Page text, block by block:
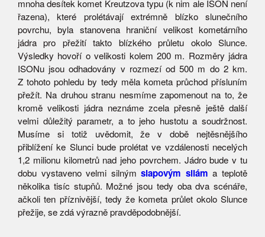
mnoha desítek komet Kreutzova typu (k nim ale ISON není
řazena), které prolétávají extrémně blízko slunečního
povrchu, byla stanovena hraniční velikost kometárního
jádra pro přežití takto blízkého průletu okolo Slunce.
Výsledky hovoří o velikosti kolem 200 m. Rozměry jádra
ISONu jsou odhadovány v rozmezí od 500 m do 2 km.
Z tohoto pohledu by tedy měla kometa průchod přísluním
přežít. Na druhou stranu nesmíme zapomenout na to, že
kromě velikosti jádra neznáme zcela přesně ještě další
velmi důležitý parametr, a to jeho hustotu a soudržnost.
Musíme si totiž uvědomit, že v době nejtěsnějšího
přiblížení ke Slunci bude prolétat ve vzdálenosti necelých
1,2 milionu kilometrů nad jeho povrchem. Jádro bude v tu
dobu vystaveno velmi silnýmslapovým silám a teplotě
několika tisíc stupňů. Možné jsou tedy oba dva scénáře,
ačkoli ten příznivější, tedy že kometa průlet okolo Slunce
přežije, se zdá výrazně pravděpodobnější.